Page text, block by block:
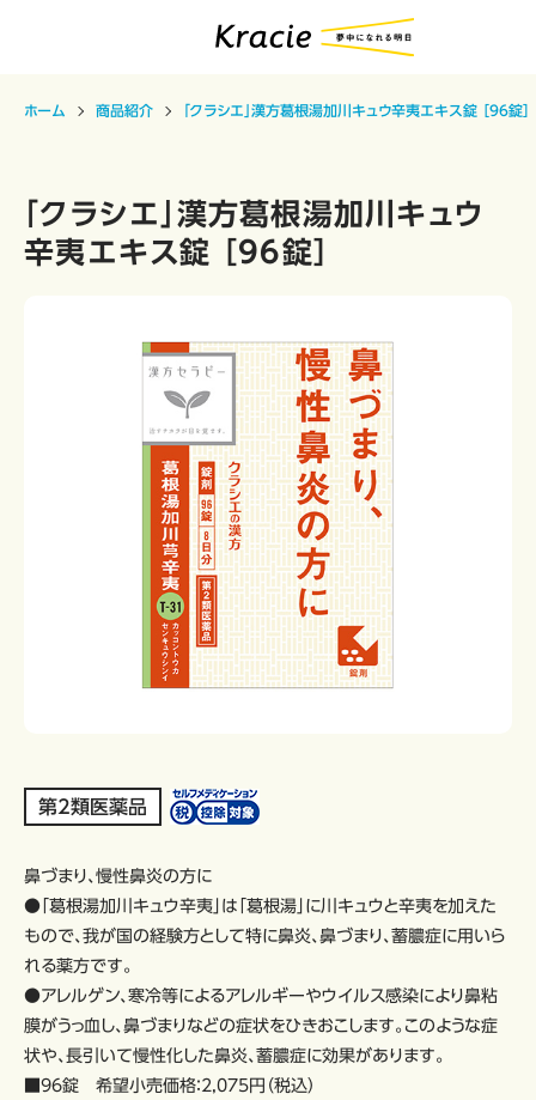
ホーム 商品紹介 「クラシエ」漢方葛根湯加川キュウ辛夷エキス錠 ［96錠］
「クラシエ」漢方葛根湯加川キュウ
辛夷エキス錠 ［96錠］
第2類医薬品
鼻づまり、慢性鼻炎の方に
●「葛根湯加川キュウ辛夷」は「葛根湯」に川キュウと辛夷を加えた
もので、我が国の経験方として特に鼻炎、鼻づまり、蓄膿症に用いら
れる薬方です。
●アレルゲン、寒冷等によるアレルギーやウイルス感染により鼻粘
膜がうっ血し、鼻づまりなどの症状をひきおこします。このような症
状や、長引いて慢性化した鼻炎、蓄膿症に効果があります。
■96錠 希望小売価格：2,075円（税込）